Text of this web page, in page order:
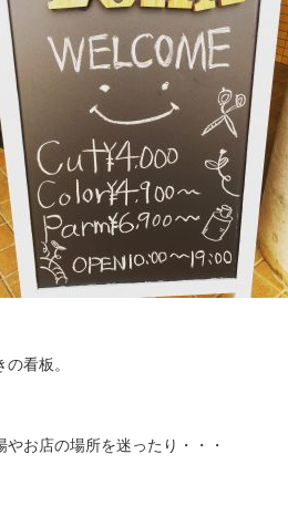
の看板。
やお店の場所を迷ったり・・・